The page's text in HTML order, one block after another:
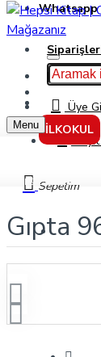
Whatsapp
İletişim
Üye
Sepetim
İLKOKUL
Menu
Gıpta 96 Yaprak
Gıpta